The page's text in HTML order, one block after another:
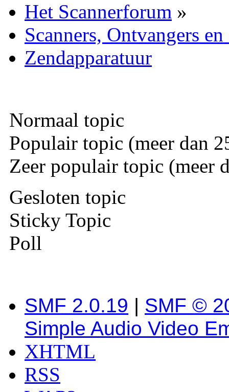
Het Scannerforum »
Scanners, Ontvangers
Zendapparatuur
Normaal topic
Populair topic (meer dan
Zeer populair topic (meer
Gesloten topic
Sticky Topic
Poll
SMF 2.0.19 | SMF ©
Simple Audio Video
XHTML
RSS